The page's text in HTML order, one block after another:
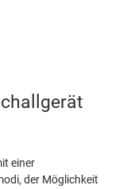
einer
der Möglichkeit